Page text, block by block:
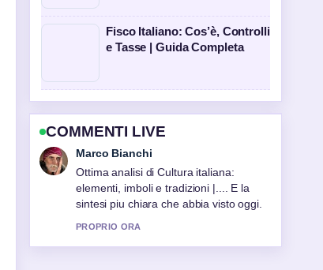
Fisco Italiano: Cos’è, Controlli
e Tasse | Guida Completa
COMMENTI LIVE
Elena Ricci
Seguo da vicino Cronaca Nazionale:
Notizie, Cronaca Nera e Tragedie... –
apprezzo il tono equilibrato di questa